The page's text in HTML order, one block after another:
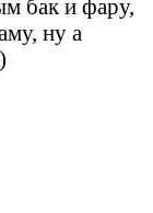
бак и фару,
ну а